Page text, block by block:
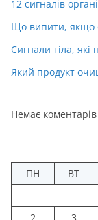
12 сигналів
Що випити, якщо
Сигнали тіла, які
Який продукт
Немає
ПН
ВТ